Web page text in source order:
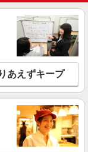
規定あり）
細を見る
い・日払い・週払いOK
あえずキープ